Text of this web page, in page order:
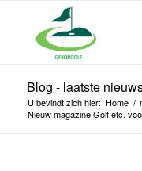
Blog - laatste
U bevindt zich hier: Home /
Nieuw magazine Golf etc.